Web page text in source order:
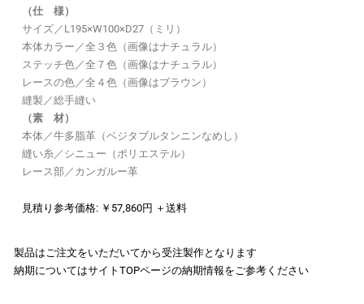
（仕 様）
サイズ／L195×W100×D27（ミリ）
本体カラー／全３色（画像はナチュラル）
ステッチ色／全７色（画像はナチュラル）
レースの色／全４色（画像はブラウン）
縫製／総手縫い
（素 材）
本体／牛多脂革（ベジタブルタンニンなめし）
縫い糸／シニュー（ポリエステル）
レース部／カンガルー革
見積り参考価格: ￥57,860円 ＋送料
製品はご注文をいただいてから受注製作となります
納期についてはサイトTOPページの納期情報をご参考ください